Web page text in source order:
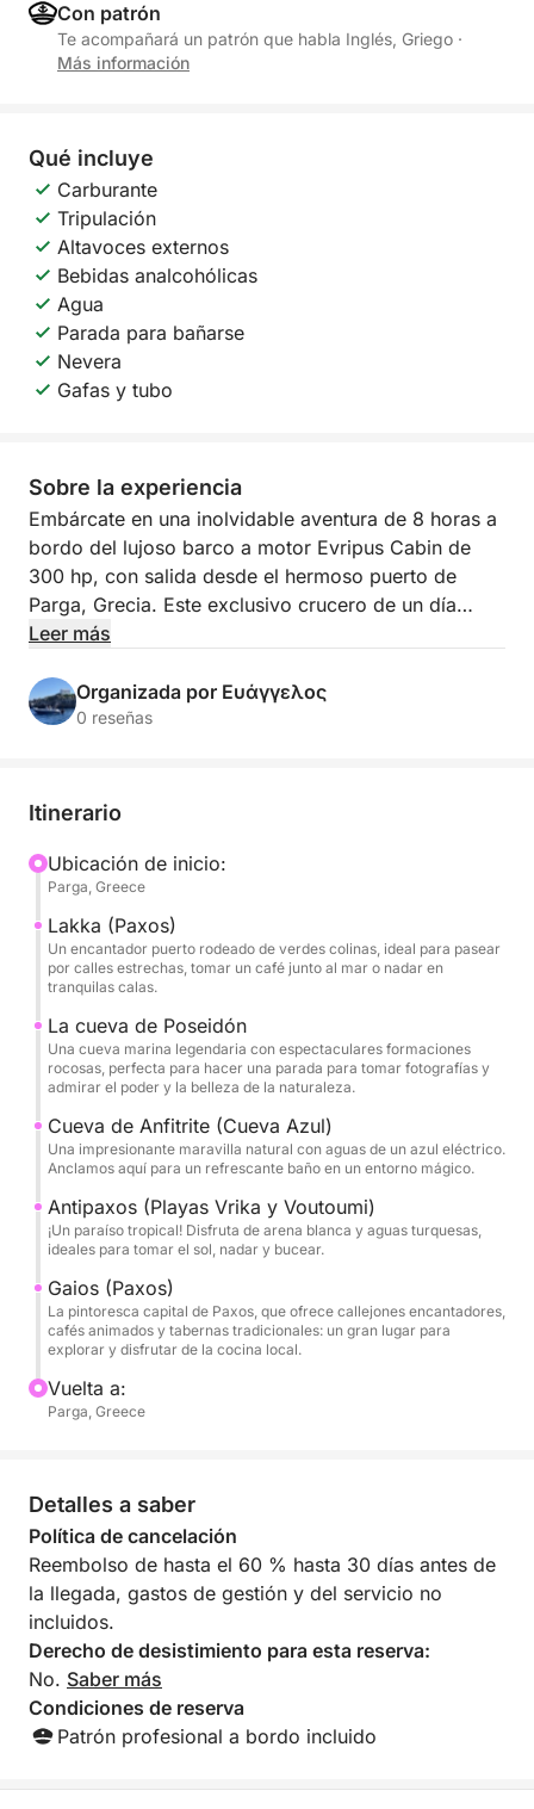
Con patrón
Te acompañará un patrón que habla Inglés, Griego ·
Más información
Qué incluye
Carburante
Tripulación
Altavoces externos
Bebidas analcohólicas
Agua
Parada para bañarse
Nevera
Gafas y tubo
Sobre la experiencia
Embárcate en una inolvidable aventura de 8 horas a
bordo del lujoso barco a motor Evripus Cabin de
300 hp, con salida desde el hermoso puerto de
Parga, Grecia. Este exclusivo crucero de un día
completo te llevará por el mar Jónico para descubrir
Nuestra primera parada es Lakka (Paxos), un
tranquilo. A continuación, navega hacia la mítica
formaciones rocosas y leyendas aguardan tu
objetivo.
Continúa hasta la fascinante Cueva de Anfítrite
(Cueva Azul), donde fondearemos para darte un
viaje nos llevará a Antipaxos, hogar de las icónicas
playas de Vrika y Voutoumi, famosas por su arena
blanca y aguas turquesas, ideales para tomar el sol,
bucear y relajarse en estado puro.
Nuestra última parada es Gaios (Paxos), un
pintoresco pueblo portuario lleno de callejones
estrechos, cafés frente al mar y deliciosa
gastronomía local. Tras una tranquila exploración,
navegaremos de regreso a Parga con el corazón (y
los recuerdos) llenos.
Su barco del día: Evripus Cabin 300 hp, una lancha
a motor modelo 2021 equipada con cubierta a la
GPS, VHF, máscaras de snorkel y refrescos de
cortesía.
¿Listo para vivir el paraíso? Reserve hoy mismo su
tour privado con un patrón profesional. ¡Solo hay 7
plazas disponibles!
Leer más
Organizada por Ευάγγελος
0 reseñas
Itinerario
Ubicación de inicio:
Parga, Greece
Lakka (Paxos)
Un encantador puerto rodeado de verdes colinas, ideal para pasear
por calles estrechas, tomar un café junto al mar o nadar en
tranquilas calas.
La cueva de Poseidón
Una cueva marina legendaria con espectaculares formaciones
rocosas, perfecta para hacer una parada para tomar fotografías y
admirar el poder y la belleza de la naturaleza.
Cueva de Anfitrite (Cueva Azul)
Una impresionante maravilla natural con aguas de un azul eléctrico.
Anclamos aquí para un refrescante baño en un entorno mágico.
Antipaxos (Playas Vrika y Voutoumi)
¡Un paraíso tropical! Disfruta de arena blanca y aguas turquesas,
ideales para tomar el sol, nadar y bucear.
Gaios (Paxos)
La pintoresca capital de Paxos, que ofrece callejones encantadores,
cafés animados y tabernas tradicionales: un gran lugar para
explorar y disfrutar de la cocina local.
Vuelta a:
Parga, Greece
Detalles a saber
Política de cancelación
Reembolso de hasta el 60 % hasta 30 días antes de
la llegada, gastos de gestión y del servicio no
incluidos.
Derecho de desistimiento para esta reserva:
No. Saber más
Condiciones de reserva
Patrón profesional a bordo incluido